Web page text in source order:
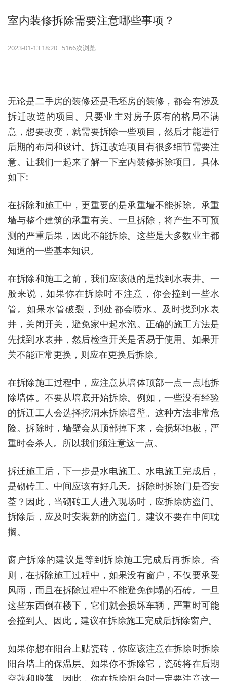
室内装修拆除需要注意哪些事项？
2023-01-13 18:20 5166次浏览
无论是二手房的装修还是毛坯房的装修，都会有涉及
拆迁改造的项目。只要业主对房子原有的格局不满
意，想要改变，就需要拆除一些项目，然后才能进行
后期的布局和设计。拆迁改造项目有很多细节需要注
意。让我们一起来了解一下室内装修拆除项目。具体
如下:
在拆除和施工中，更重要的是承重墙不能拆除。承重
墙与整个建筑的承重有关。一旦拆除，将产生不可预
测的严重后果，因此不能拆除。这些是大多数业主都
知道的一些基本知识。
在拆除和施工之前，我们应该做的是找到水表井。一
般来说，如果你在拆除时不注意，你会撞到一些水
管。如果水管破裂，到处都会喷水。及时找到水表
井，关闭开关，避免家中起水泡。正确的施工方法是
先找到水表井，然后检查开关是否易于使用。如果开
关不能正常更换，则应在更换后拆除。
在拆除施工过程中，应注意从墙体顶部一点一点地拆
除墙体。不要从墙底开始拆除。例如，一些没有经验
的拆迁工人会选择挖洞来拆除墙壁。这种方法非常危
险。拆除时，墙壁会从顶部掉下来，会损坏地板，严
重时会杀人。所以我们须注意这一点。
拆迁施工后，下一步是水电施工。水电施工完成后，
是砌砖工。中间应该有好几天。拆除时拆除门是否安
荃？因此，当砌砖工人进入现场时，应拆除防盗门。
拆除后，应及时安装新的防盗门。建议不要在中间耽
搁。
窗户拆除的建议是等到拆除施工完成后再拆除。否
则，在拆除施工过程中，如果没有窗户，不仅要承受
风雨，而且在拆除过程中不能避免倒塌的石砖。一旦
这些东西倒在楼下，它们就会损坏车辆，严重时可能
会撞到人。因此，建议在拆除施工完成后拆除窗户。
如果你想在阳台上贴瓷砖，你应该注意在拆除时拆除
阳台墙上的保温层。如果你不拆除它，瓷砖将在后期
空鼓和脱落。因此，你在拆除阳台时一定要注意这一